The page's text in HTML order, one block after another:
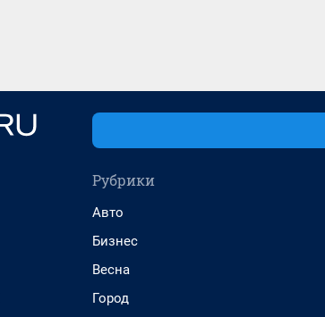
Рубрики
Авто
Бизнес
Весна
Город